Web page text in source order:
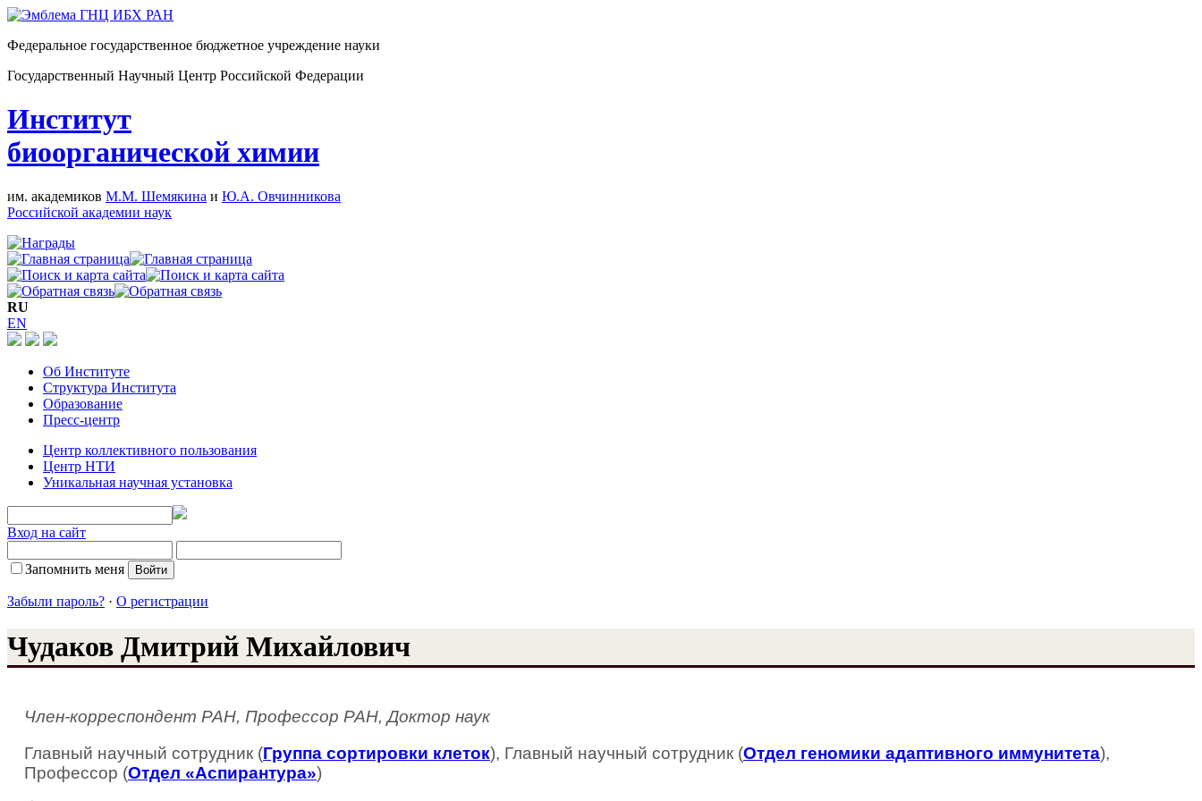
Федеральное государственное бюджетное учреждение науки
Государственный Научный Центр Российской Федерации
Институт
биоорганической химии
им. академиков М.М. Шемякина и Ю.А. Овчинникова
Российской академии наук
RU
EN
Об Институте
Структура Института
Образование
Пресс-центр
Центр коллективного пользования
Центр НТИ
Уникальная научная установка
Вход на сайт
Запомнить меня
Забыли пароль? · О регистрации
Чудаков Дмитрий Михайлович
Член-корреспондент РАН, Профессор РАН, Доктор наук
Главный научный сотрудник (Группа сортировки клеток), Главный научный сотрудник (Отдел геномики адаптивного иммунитета),
Профессор (Отдел «Аспирантура»)